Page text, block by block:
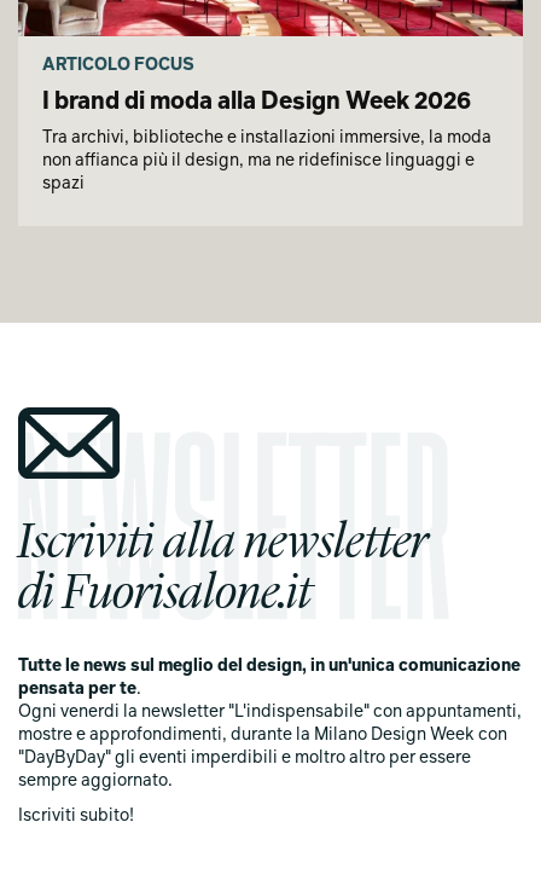
ARTICOLO FOCUS
I brand di moda alla Design Week 2026
Tra archivi, biblioteche e installazioni immersive, la moda
non affianca più il design, ma ne ridefinisce linguaggi e
spazi
Iscriviti alla newsletter
di Fuorisalone.it
Tutte le news sul meglio del design, in un'unica comunicazione
pensata per te.
Ogni venerdi la newsletter "L'indispensabile" con appuntamenti,
mostre e approfondimenti, durante la Milano Design Week con
"DayByDay" gli eventi imperdibili e moltro altro per essere
sempre aggiornato.
Iscriviti subito!